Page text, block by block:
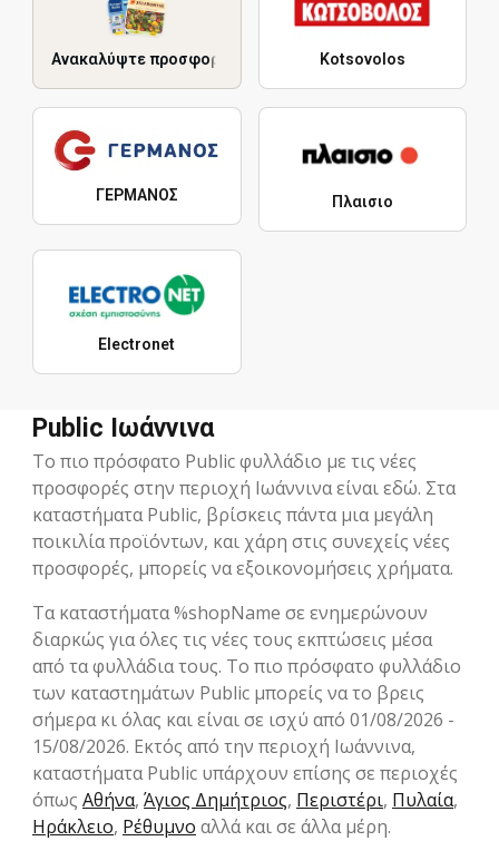
Ανακαλύψτε προσφορές Kotsovolos
ΓΕΡΜΑΝΟΣ Πλαισιο
Electronet
Public Ιωάννινα
Το πιο πρόσφατο Public φυλλάδιο με τις νέες
προσφορές στην περιοχή Ιωάννινα είναι εδώ. Στα
καταστήματα Public, βρίσκεις πάντα μια μεγάλη
ποικιλία προϊόντων, και χάρη στις συνεχείς νέες
προσφορές, μπορείς να εξοικονομήσεις χρήματα.
Τα καταστήματα %shopName σε ενημερώνουν
διαρκώς για όλες τις νέες τους εκπτώσεις μέσα
από τα φυλλάδια τους. Το πιο πρόσφατο φυλλάδιο
των καταστημάτων Public μπορείς να το βρεις
σήμερα κι όλας και είναι σε ισχύ από 01/08/2026 -
15/08/2026. Εκτός από την περιοχή Ιωάννινα,
καταστήματα Public υπάρχουν επίσης σε περιοχές
όπως Αθήνα, Άγιος Δημήτριος, Περιστέρι, Πυλαία,
Ηράκλειο, Ρέθυμνο αλλά και σε άλλα μέρη.